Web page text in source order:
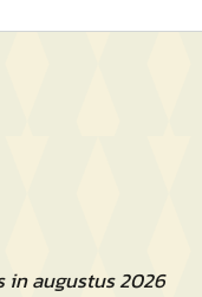
in augustus 2026